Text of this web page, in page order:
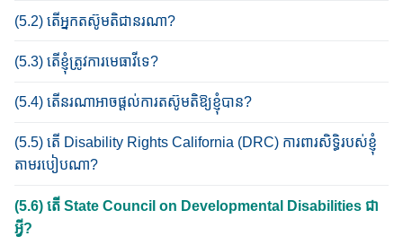
(5.2) តើអ្នក​តស៊ូមតិជានរណា?
(5.3) តើខ្ញុំត្រូវការមេធាវីទេ?
(5.4) តើនរណា​អាច​ផ្តល់​ការ​តស៊ូមតិ​ឱ្យ​​ខ្ញុំបាន?
(5.5) តើ Disability Rights California (DRC) ការពារសិទ្ធិរបស់ខ្ញុំ​
តាម​របៀប​ណា?
(5.6) តើ State Council on Developmental Disabilities ជា
អ្វី?